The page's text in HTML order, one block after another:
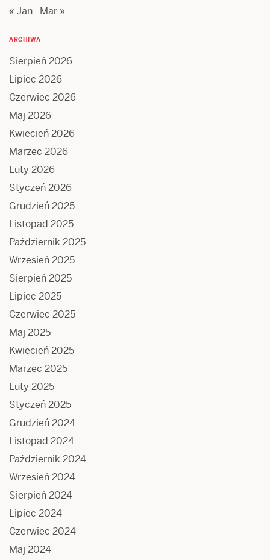
« Jan
Mar »
ARCHIWA
Sierpień 2026
Lipiec 2026
Czerwiec 2026
Maj 2026
Kwiecień 2026
Marzec 2026
Luty 2026
Styczeń 2026
Grudzień 2025
Listopad 2025
Październik 2025
Wrzesień 2025
Sierpień 2025
Lipiec 2025
Czerwiec 2025
Maj 2025
Kwiecień 2025
Marzec 2025
Luty 2025
Styczeń 2025
Grudzień 2024
Listopad 2024
Październik 2024
Wrzesień 2024
Sierpień 2024
Lipiec 2024
Czerwiec 2024
Maj 2024